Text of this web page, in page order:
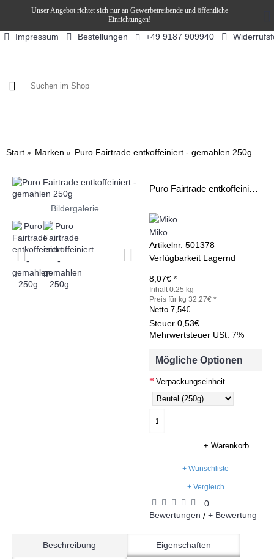
Unser Angebot richtet sich nur an Gewerbetreibende und öffentliche
Einrichtungen!
Impressum Bestellungen +49 9187 909940
Start Marken Puro Fairtrade entkoffeiniert - gemahlen 250g
Bildergalerie
Puro Fairtrade entkoffeiniert - gemahlen 250g
Miko
Artikelnr. 501378
Verfügbarkeit Lagernd
8,07€ *
Inhalt 0.25 kg
Preis für kg 32,27€ *
Netto 7,54€
Steuer 0,53€
Mehrwertsteuer USt. 7%
Mögliche Optionen
Verpackungseinheit
+ Warenkorb
+ Wunschliste
+ Vergleich
0
Bewertungen / + Bewertung
Beschreibung Eigenschaften